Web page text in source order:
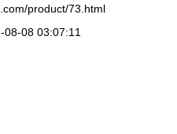
product/73.html
08-08 03:07:11